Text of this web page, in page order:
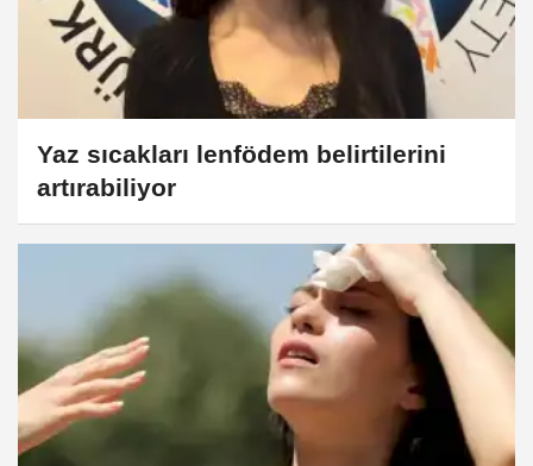
Yaz sıcakları lenfödem belirtilerini
artırabiliyor